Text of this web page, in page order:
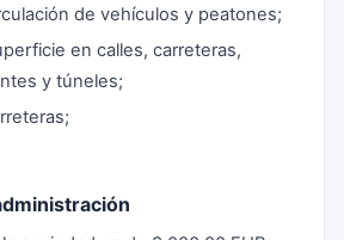
de vehículos y peatones;
en calles, carreteras,
y túneles;